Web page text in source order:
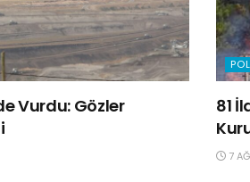
Vurdu: Gözler
81
7